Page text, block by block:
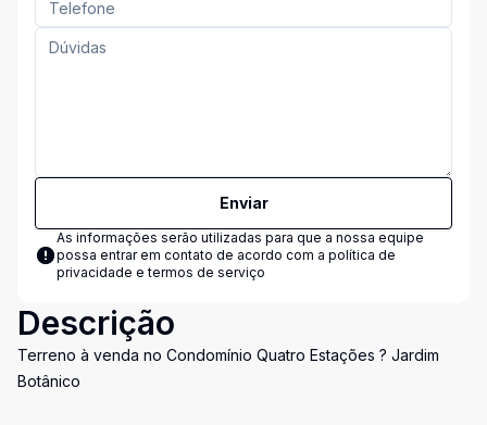
Enviar
As informações serão utilizadas para que a nossa equipe
possa entrar em contato de acordo com a política de
privacidade e termos de serviço
Descrição
Terreno à venda no Condomínio Quatro Estações ? Jardim
Botânico